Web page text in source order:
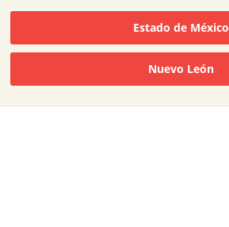
Estado de México
Nuevo León